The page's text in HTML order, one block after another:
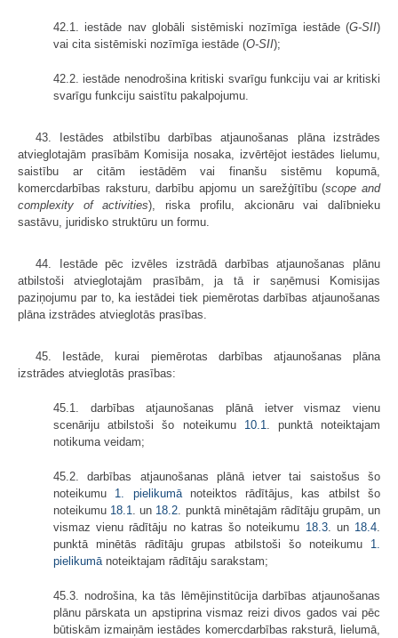
42.1. iestāde nav globāli sistēmiski nozīmīga iestāde (G-SII)
vai cita sistēmiski nozīmīga iestāde (O-SII);
42.2. iestāde nenodrošina kritiski svarīgu funkciju vai ar kritiski
svarīgu funkciju saistītu pakalpojumu.
43. Iestādes atbilstību darbības atjaunošanas plāna izstrādes
atvieglotajām prasībām Komisija nosaka, izvērtējot iestādes lielumu,
saistību ar citām iestādēm vai finanšu sistēmu kopumā,
komercdarbības raksturu, darbību apjomu un sarežģītību (scope and
complexity of activities), riska profilu, akcionāru vai dalībnieku
sastāvu, juridisko struktūru un formu.
44. Iestāde pēc izvēles izstrādā darbības atjaunošanas plānu
atbilstoši atvieglotajām prasībām, ja tā ir saņēmusi Komisijas
paziņojumu par to, ka iestādei tiek piemērotas darbības atjaunošanas
plāna izstrādes atvieglotās prasības.
45. Iestāde, kurai piemērotas darbības atjaunošanas plāna
izstrādes atvieglotās prasības:
45.1. darbības atjaunošanas plānā ietver vismaz vienu
scenāriju atbilstoši šo noteikumu 10.1
. punktā noteiktajam
notikuma veidam;
45.2. darbības atjaunošanas plānā ietver tai saistošus šo
noteikumu 1. pielikumānoteiktos rādītājus, kas atbilst šo
noteikumu 18.1 . un 18.2 . punktā minētajām rādītāju grupām, un
vismaz vienu rādītāju no katras šo noteikumu 18.3. un 18.4
punktā minētās rādītāju grupas atbilstoši šo noteikumu 1.
pielikumā noteiktajam rādītāju sarakstam;
45.3. nodrošina, ka tās lēmējinstitūcija darbības atjaunošanas
plānu pārskata un apstiprina vismaz reizi divos gados vai pēc
būtiskām izmaiņām iestādes komercdarbības raksturā, lielumā,